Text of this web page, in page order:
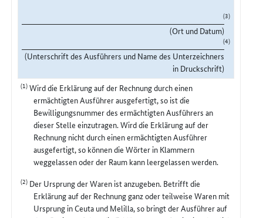
(3)
(Ort und Datum)
(4)
(Unterschrift des Ausführers und Name des Unterzeichners
in Druckschrift)
(1)Wird die Erklärung auf der Rechnung durch einen
ermächtigten Ausführer ausgefertigt, so ist die
Bewilligungsnummer des ermächtigten Ausführers an
dieser Stelle einzutragen. Wird die Erklärung auf der
Rechnung nicht durch einen ermächtigten Ausführer
ausgefertigt, so können die Wörter in Klammern
weggelassen oder der Raum kann leergelassen werden.
(2) Der Ursprung der Waren ist anzugeben. Betrifft die
Erklärung auf der Rechnung ganz oder teilweise Waren mit
Ursprung in Ceuta und Melilla, so bringt der Ausführer auf